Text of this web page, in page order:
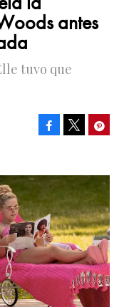
antes
tuvo que
Facebook